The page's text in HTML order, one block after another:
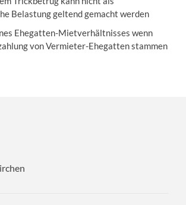
Belastung geltend gemacht werden
Ehegatten-Mietverhältnisses wenn
von Vermieter-Ehegatten stammen